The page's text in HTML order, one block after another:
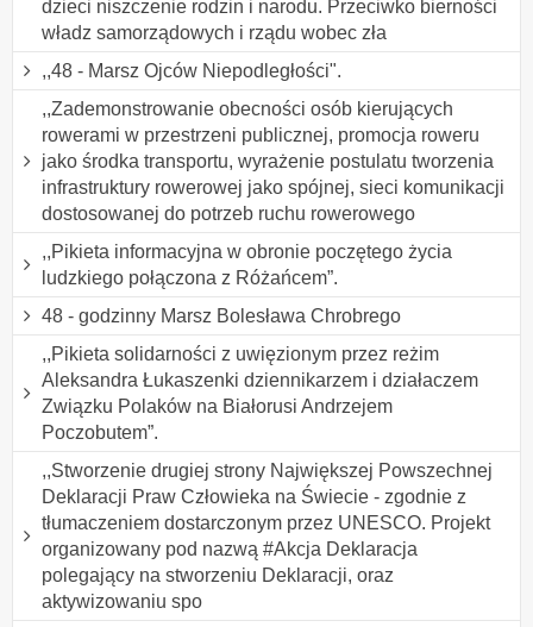
dzieci niszczenie rodzin i narodu. Przeciwko bierności
władz samorządowych i rządu wobec zła
,,48 - Marsz Ojców Niepodległości".
,,Zademonstrowanie obecności osób kierujących
rowerami w przestrzeni publicznej, promocja roweru
jako środka transportu, wyrażenie postulatu tworzenia
infrastruktury rowerowej jako spójnej, sieci komunikacji
dostosowanej do potrzeb ruchu rowerowego
,,Pikieta informacyjna w obronie poczętego życia
ludzkiego połączona z Różańcem”.
48 - godzinny Marsz Bolesława Chrobrego
,,Pikieta solidarności z uwięzionym przez reżim
Aleksandra Łukaszenki dziennikarzem i działaczem
Związku Polaków na Białorusi Andrzejem
Poczobutem”.
,,Stworzenie drugiej strony Największej Powszechnej
Deklaracji Praw Człowieka na Świecie - zgodnie z
tłumaczeniem dostarczonym przez UNESCO. Projekt
organizowany pod nazwą #Akcja Deklaracja
polegający na stworzeniu Deklaracji, oraz
aktywizowaniu spo